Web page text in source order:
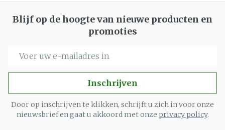
Blijf op de hoogte van nieuwe producten en
promoties
Inschrijven
Door op inschrijven te klikken, schrijft u zich in voor onze
nieuwsbrief en gaat u akkoord met onze privacy policy.